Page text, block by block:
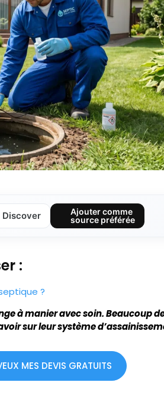
Discover
Ajouter comme
source préférée
:
?
à manier avec soin. Beaucoup
sur leur système
MES DEVIS GRATUITS